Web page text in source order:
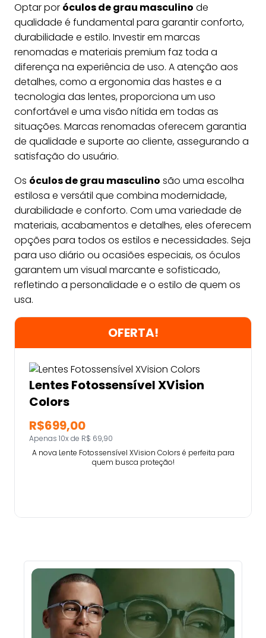
Optar por óculos de grau masculino de
qualidade é fundamental para garantir conforto,
durabilidade e estilo. Investir em marcas
renomadas e materiais premium faz toda a
diferença na experiência de uso. A atenção aos
detalhes, como a ergonomia das hastes e a
tecnologia das lentes, proporciona um uso
confortável e uma visão nítida em todas as
situações. Marcas renomadas oferecem garantia
de qualidade e suporte ao cliente, assegurando a
satisfação do usuário.
Os óculos de grau masculino são uma escolha
estilosa e versátil que combina modernidade,
durabilidade e conforto. Com uma variedade de
materiais, acabamentos e detalhes, eles oferecem
opções para todos os estilos e necessidades. Seja
para uso diário ou ocasiões especiais, os óculos
garantem um visual marcante e sofisticado,
refletindo a personalidade e o estilo de quem os
usa.
OFERTA!
Lentes Fotossensível XVision
Colors
R$699,00
Apenas 10x de R$ 69,90
A nova Lente Fotossensível XVision Colors é perfeita para
quem busca proteção!